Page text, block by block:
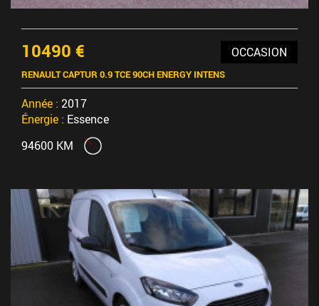
10490 € OCCASION
RENAULT CAPTUR 0.9 TCE 90CH ENERGY INTENS
Année : 2017
Énergie : Essence
94600 KM